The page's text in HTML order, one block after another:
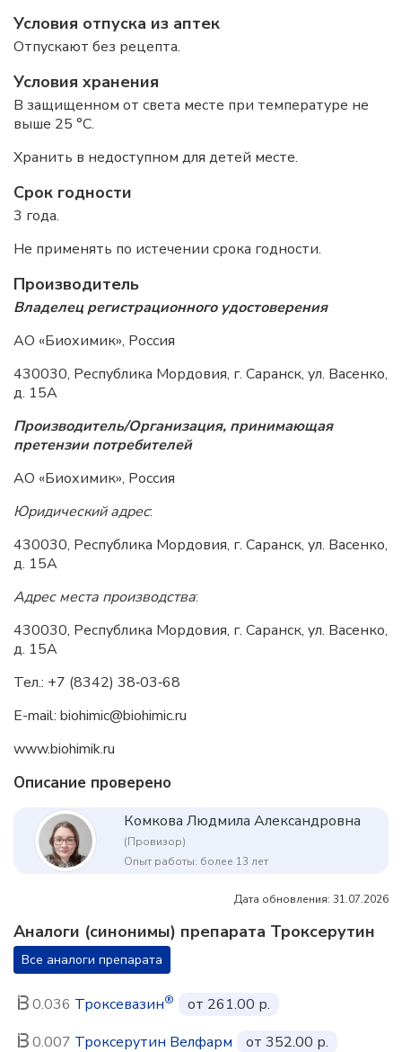
Условия отпуска из аптек
Отпускают без рецепта.
Условия хранения
В защищенном от света месте при температуре не
выше 25 °C.
Хранить в недоступном для детей месте.
Срок годности
3 года.
Не применять по истечении срока годности.
Производитель
Владелец регистрационного удостоверения
АО «Биохимик», Россия
430030, Республика Мордовия, г. Саранск, ул. Васенко,
д. 15А
Производитель/Организация, принимающая
претензии потребителей
АО «Биохимик», Россия
Юридический адрес:
430030, Республика Мордовия, г. Саранск, ул. Васенко,
д. 15А
Адрес места производства:
430030, Республика Мордовия, г. Саранск, ул. Васенко,
д. 15А
Тел.: +7 (8342) 38‑03‑68
E-mail: biohimic@biohimic.ru
www.biohimik.ru
Описание проверено
Комкова Людмила Александровна
(Провизор)
Опыт работы: более 13 лет
Дата обновления: 31.07.2026
Аналоги (синонимы) препарата Троксерутин
Все аналоги препарата
0.036 Троксевазин®
от 261.00 р.
0.007 Троксерутин Велфарм
от 352.00 р.